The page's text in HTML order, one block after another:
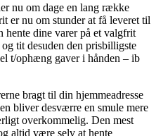
nu om dage en lang række
er nu om stunder at få leveret til
hente dine varer på et valgfrit
tit desuden den prisbilligste
t/ophæng gaver i hånden – ib
bragt til din hjemmeadresse
bliver desværre en smule mere
overkommelig. Den mest
altid være selv at hente